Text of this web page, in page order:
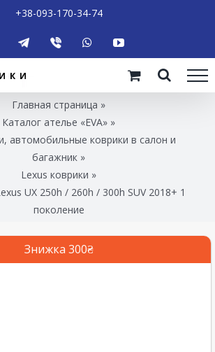
+38-093-170-34-74
Главная страница »
Каталог ателье «EVA» »
автомобильные коврики в салон и
багажник »
Lexus коврики »
UX 250h / 260h / 300h SUV 2018+ 1
поколение
Знижка 300₴